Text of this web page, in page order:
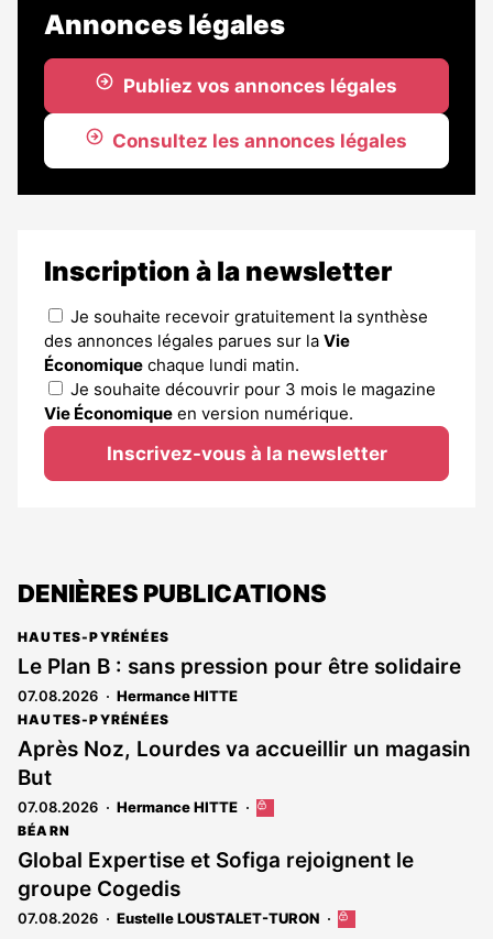
Annonces légales
Publiez vos annonces légales
Consultez les annonces légales
Inscription à la newsletter
Je souhaite recevoir gratuitement la synthèse
des annonces légales parues sur la Vie
Économique chaque lundi matin.
Je souhaite découvrir pour 3 mois le magazine
Vie Économique en version numérique.
Inscrivez-vous à la newsletter
DENIÈRES PUBLICATIONS
HAUTES-PYRÉNÉES
Le Plan B : sans pression pour être solidaire
07.08.2026 Hermance HITTE
HAUTES-PYRÉNÉES
Après Noz, Lourdes va accueillir un magasin
But
07.08.2026 Hermance HITTE
Cet
réservé
abonnés
BÉARN
Global Expertise et Sofiga rejoignent le
groupe Cogedis
07.08.2026 Eustelle LOUSTALET-TURON
Cet